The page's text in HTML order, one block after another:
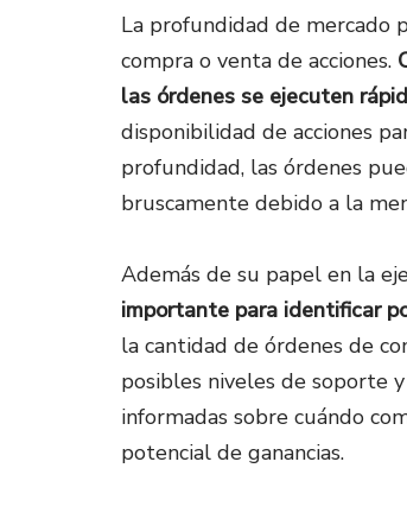
La profundidad de mercado
compra o venta de acciones.
las órdenes se ejecuten
disponibilidad de acciones
profundidad, las órdenes
bruscamente debido a la
Además de su papel en la
importante para identificar
la cantidad de órdenes de
posibles niveles de soporte
informadas sobre cuándo
potencial de ganancias.